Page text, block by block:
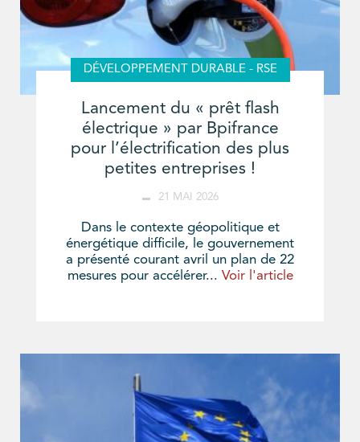
DÉVELOPPEMENT DURABLE - RSE
Lancement du « prêt flash
électrique » par Bpifrance
pour l’électrification des plus
petites entreprises !
21 MAI 2026
Dans le contexte géopolitique et
énergétique difficile, le gouvernement
a présenté courant avril un plan de 22
mesures pour accélérer... Voir l'article